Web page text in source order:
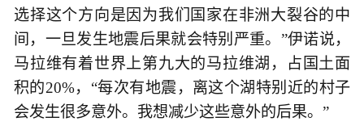
选择这个方向是因为我们国家在非洲大裂谷的中
间，一旦发生地震后果就会特别严重。”伊诺说，
马拉维有着世界上第九大的马拉维湖，占国土面
积的20%，“每次有地震，离这个湖特别近的村子
会发生很多意外。我想减少这些意外的后果。”